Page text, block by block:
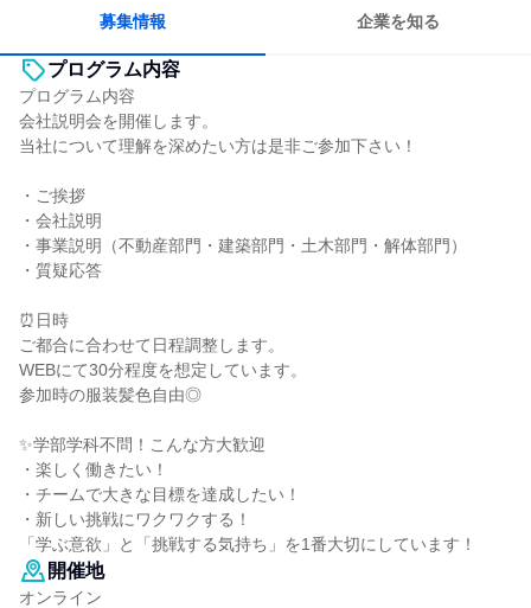
募集情報 企業を知る
プログラム内容
プログラム内容
会社説明会を開催します。
当社について理解を深めたい方は是非ご参加下さい！
・ご挨拶
・会社説明
・事業説明（不動産部門・建築部門・土木部門・解体部門）
・質疑応答
⏰日時
ご都合に合わせて日程調整します。
WEBにて30分程度を想定しています。
参加時の服装髪色自由◎
✨学部学科不問！こんな方大歓迎
・楽しく働きたい！
・チームで大きな目標を達成したい！
・新しい挑戦にワクワクする！
「学ぶ意欲」と「挑戦する気持ち」を1番大切にしています！
開催地
オンライン